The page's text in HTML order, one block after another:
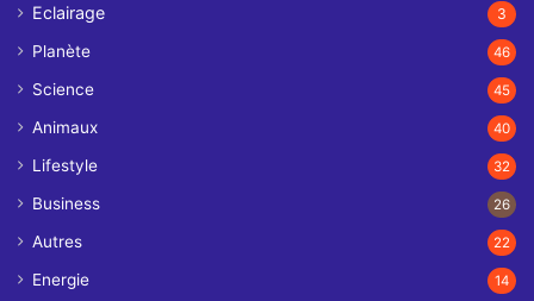
Eclairage 3
Planète 46
Science 45
Animaux 40
Lifestyle 32
Business 26
Autres 22
Energie 14